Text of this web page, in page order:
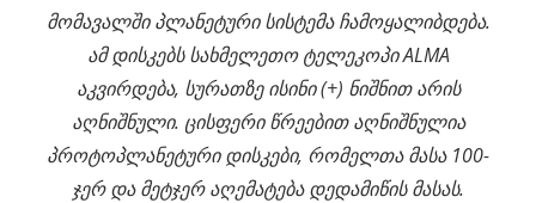
მომავალში პლანეტური სისტემა ჩამოყალიბდება.
ამ დისკებს სახმელეთო ტელეკოპი ALMA
აკვირდება, სურათზე ისინი (+) ნიშნით არის
აღნიშნული. ცისფერი წრეებით აღნიშნულია
პროტოპლანეტური დისკები, რომელთა მასა 100-
ჯერ და მეტჯერ აღემატება დედამიწის მასას.